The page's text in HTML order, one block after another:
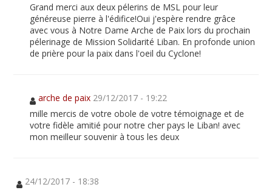
Grand merci aux deux pélerins de MSL pour leur
généreuse pierre à l'édifice!Oui j'espère rendre grâce
avec vous à Notre Dame Arche de Paix lors du prochain
pélerinage de Mission Solidarité Liban. En profonde union
de prière pour la paix dans l'oeil du Cyclone!
arche de paix 29/12/2017 - 19:22
mille mercis de votre obole de votre témoignage et de
votre fidèle amitié pour notre cher pays le Liban! avec
mon meilleur souvenir à tous les deux
24/12/2017 - 18:38